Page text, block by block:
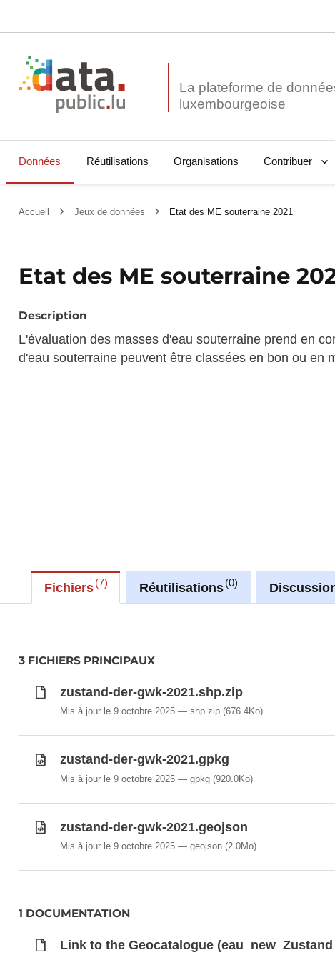
La plateforme de
Données Réutilisations Organisations Contribuer
Accueil Jeux de données Etat des ME souterraine 2021
Etat des ME souterraine
Description
L'évaluation des masses d'eau souterraine prend en
d'eau souterraine peuvent être classées en bon ou en
Fichiers 7 Réutilisations 0
3 FICHIERS PRINCIPAUX
zustand-der-gwk-2021.shp.zip
Mis à jour le 9 octobre 2025 shp.zip(676.4Ko)
zustand-der-gwk-2021.gpkg
Mis à jour le 9 octobre 2025 gpkg(920.0Ko)
zustand-der-gwk-2021.geojson
Mis à jour le 9 octobre 2025 geojson(2.0Mo)
1 DOCUMENTATION
Link to the Geocatalogue